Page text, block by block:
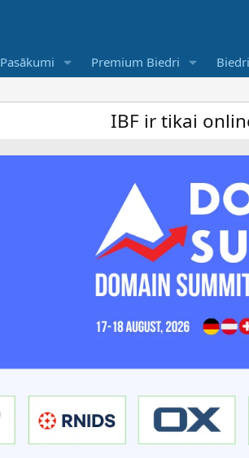
Pasākumi Premium Biedri Biedri
IBF ir tikai online